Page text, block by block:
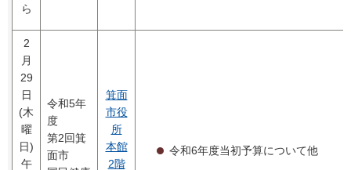
ら
2
月
29
日
(木
曜
日)
午
令和5年
度
第2回箕
面市
箕面
市役
所
本館
2階
令和6年度当初予算について他